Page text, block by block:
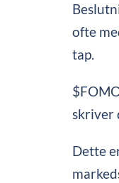
ofte
tap.
skriver
Dette